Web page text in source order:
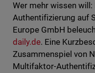
Wer mehr wissen
Authentifizierung auf
Europe GmbH
daily.de. Eine
Zusammenspiel von
Multifaktor-